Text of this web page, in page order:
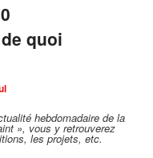
quoi
hebdomadaire de la
», vous y retrouverez
les projets, etc.